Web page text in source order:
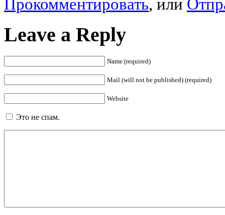
Прокомментировать, или
Leave a Reply
Name (required)
Mail (will not be published) (required)
Website
Это не спам.